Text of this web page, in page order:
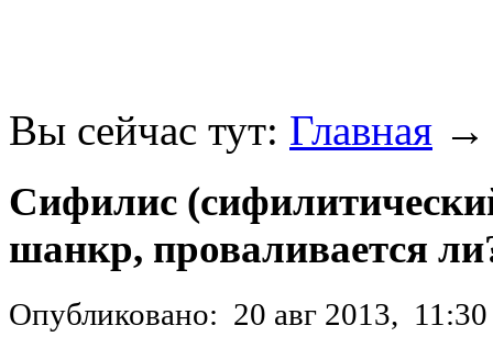
Вы сейчас тут: Главная
Сифилис
шанкр, проваливается
Опубликовано: 20 авг 2013, 11:30